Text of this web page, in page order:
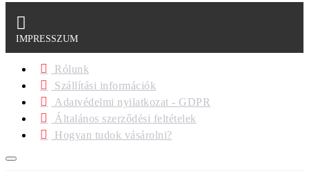
IMPRESSZUM
Rólunk
Szállítási információk
Adatvédelmi nyilatkozat - GDPR
Általános szerződési feltételek
Hogyan tudok vásárolni?